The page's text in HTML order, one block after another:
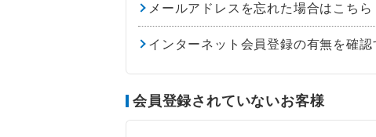
メールアドレスを忘れた場合はこちら
インターネット会員登録の有無を確認
会員登録されていないお客様